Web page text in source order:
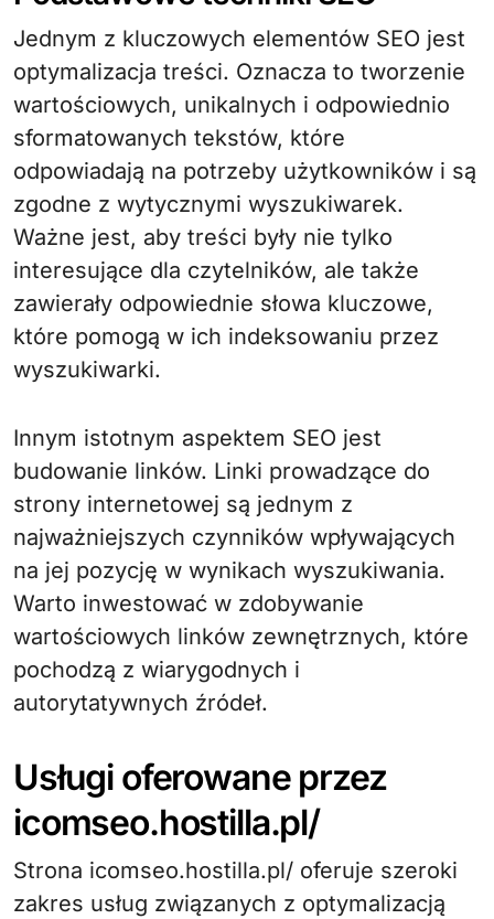
Jednym z kluczowych elementów SEO jest
optymalizacja treści. Oznacza to tworzenie
wartościowych, unikalnych i odpowiednio
sformatowanych tekstów, które
odpowiadają na potrzeby użytkowników i są
zgodne z wytycznymi wyszukiwarek.
Ważne jest, aby treści były nie tylko
interesujące dla czytelników, ale także
zawierały odpowiednie słowa kluczowe,
które pomogą w ich indeksowaniu przez
wyszukiwarki.
Innym istotnym aspektem SEO jest
budowanie linków. Linki prowadzące do
strony internetowej są jednym z
najważniejszych czynników wpływających
na jej pozycję w wynikach wyszukiwania.
Warto inwestować w zdobywanie
wartościowych linków zewnętrznych, które
pochodzą z wiarygodnych i
autorytatywnych źródeł.
Usługi oferowane przez
icomseo.hostilla.pl/
Strona icomseo.hostilla.pl/ oferuje szeroki
zakres usług związanych z optymalizacją